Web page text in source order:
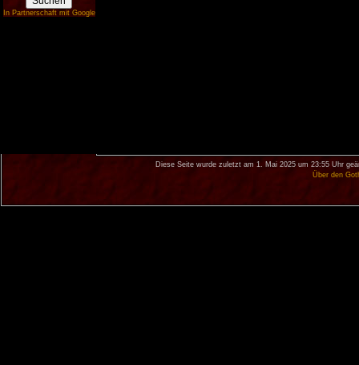
In Partnerschaft mit Google
Diese Seite wurde zuletzt am 1. Mai 2025 um 23:55 Uhr
Über den